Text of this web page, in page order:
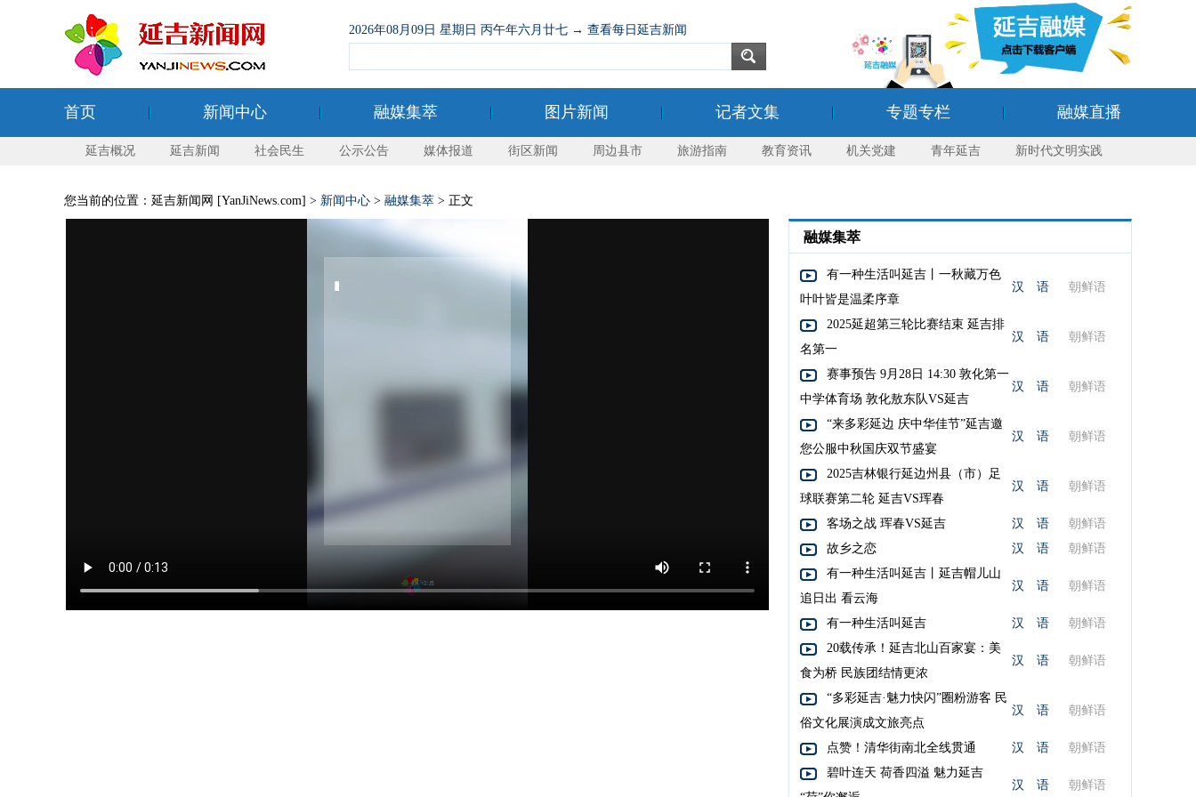
2026年08月09日 星期日 丙午年六月廿七 → 查看每日延吉新闻
首页 新闻中心 融媒集萃 图片新闻 记者文集 专题专栏 融媒直播
延吉概况 延吉新闻 社会民生 公示公告 媒体报道 街区新闻 周边县市 旅游指南 教育资讯 机关党建 青年延吉 新时代文明实践
您当前的位置：延吉新闻网 [YanJiNews.com] > 新闻中心 > 融媒集萃 > 正文
融媒集萃
有一种生活叫延吉丨一秋藏万色
叶叶皆是温柔序章
汉 语 朝鲜语
2025延超第三轮比赛结束 延吉排
名第一
汉 语 朝鲜语
赛事预告 9月28日 14:30 敦化第一
中学体育场 敦化敖东队VS延吉
汉 语 朝鲜语
“来多彩延边 庆中华佳节”延吉邀
您公服中秋国庆双节盛宴
汉 语 朝鲜语
2025吉林银行延边州县（市）足
球联赛第二轮 延吉VS珲春
汉 语 朝鲜语
客场之战 珲春VS延吉 汉 语
朝鲜语
故乡之恋
汉 语
朝鲜语
有一种生活叫延吉丨延吉帽儿山
追日出 看云海
汉 语 朝鲜语
有一种生活叫延吉 汉 语
朝鲜语
20载传承！延吉北山百家宴：美
食为桥 民族团结情更浓
汉 语 朝鲜语
“多彩延吉·魅力快闪”圈粉游客 民
俗文化展演成文旅亮点
汉 语 朝鲜语
点赞！清华街南北全线贯通 汉 语
朝鲜语
碧叶连天 荷香四溢 魅力延吉
汉 语 朝鲜语